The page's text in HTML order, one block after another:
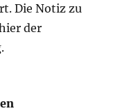
Die Notiz zu
der